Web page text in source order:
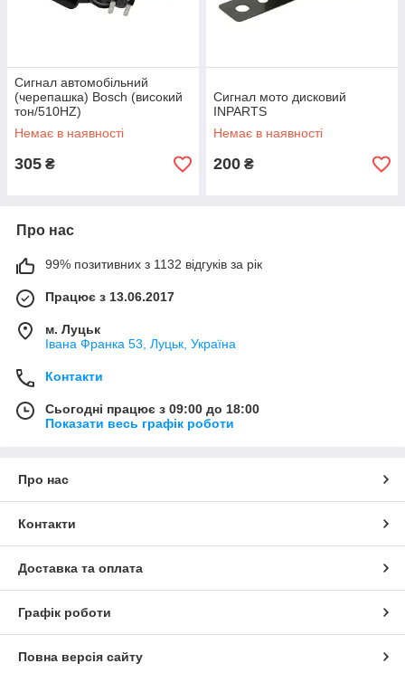
Сигнал автомобільний
(черепашка) Bosch (високий
тон/510HZ)
Немає в наявності
305 ₴
Сигнал мото дисковий
INPARTS
Немає в наявності
200 ₴
Про нас
99% позитивних з 1132 відгуків за рік
Працює з 13.06.2017
м. Луцьк
Івана Франка 53, Луцьк, Україна
Контакти
Сьогодні працює з 09:00 до 18:00
Показати весь графік роботи
Про нас
Контакти
Доставка та оплата
Графік роботи
Повна версія сайту